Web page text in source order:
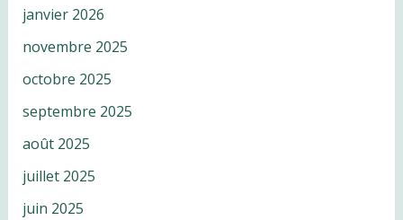
janvier 2026
novembre 2025
octobre 2025
septembre 2025
août 2025
juillet 2025
juin 2025